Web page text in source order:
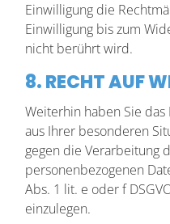
Einwilligung die
Einwilligung bis zum
nicht berührt wird.
8. RECHT AUF
Weiterhin haben Sie das
aus Ihrer besonderen
gegen die Verarbeitung
personenbezogenen
Abs. 1 lit. e oder f
einzulegen.